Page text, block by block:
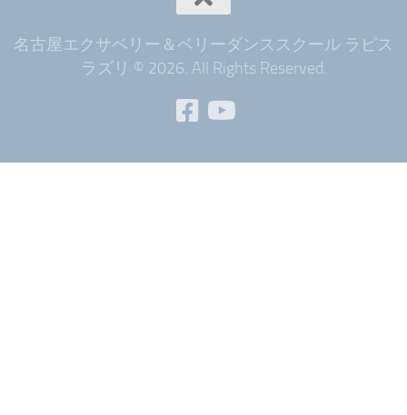
名古屋エクサベリー＆ベリーダンススクール ラピス
ラズリ © 2026. All Rights Reserved.